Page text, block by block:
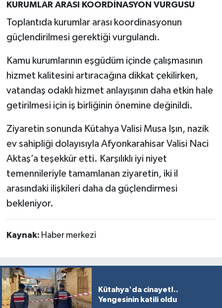
KURUMLAR ARASI KOORDİNASYON VURGUSU
Toplantıda kurumlar arası koordinasyonun
güçlendirilmesi gerektiği vurgulandı.
Kamu kurumlarının eşgüdüm içinde çalışmasının
hizmet kalitesini artıracağına dikkat çekilirken,
vatandaş odaklı hizmet anlayışının daha etkin hale
getirilmesi için iş birliğinin önemine değinildi.
Ziyaretin sonunda Kütahya Valisi Musa Işın, nazik
ev sahipliği dolayısıyla Afyonkarahisar Valisi Naci
Aktaş’a teşekkür etti. Karşılıklı iyi niyet
temennileriyle tamamlanan ziyaretin, iki il
arasındaki ilişkileri daha da güçlendirmesi
bekleniyor.
Kaynak: Haber merkezi
Kütahya'da cinayet!..
Yengesinin katili oldu